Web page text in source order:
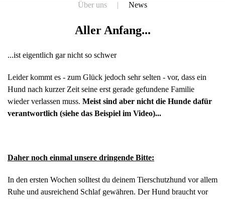
Über uns News
Aller Anfang...
...ist eigentlich gar nicht so schwer
Leider kommt es - zum Glück jedoch sehr selten - vor, dass ein
Hund nach kurzer Zeit seine erst gerade gefundene Familie
wieder verlassen muss. Meist sind aber nicht die Hunde dafür
verantwortlich (siehe das Beispiel im Video)...
Daher noch einmal unsere dringende Bitte:
In den ersten Wochen solltest du deinem Tierschutzhund vor allem
Ruhe und ausreichend Schlaf gewähren. Der Hund braucht vor